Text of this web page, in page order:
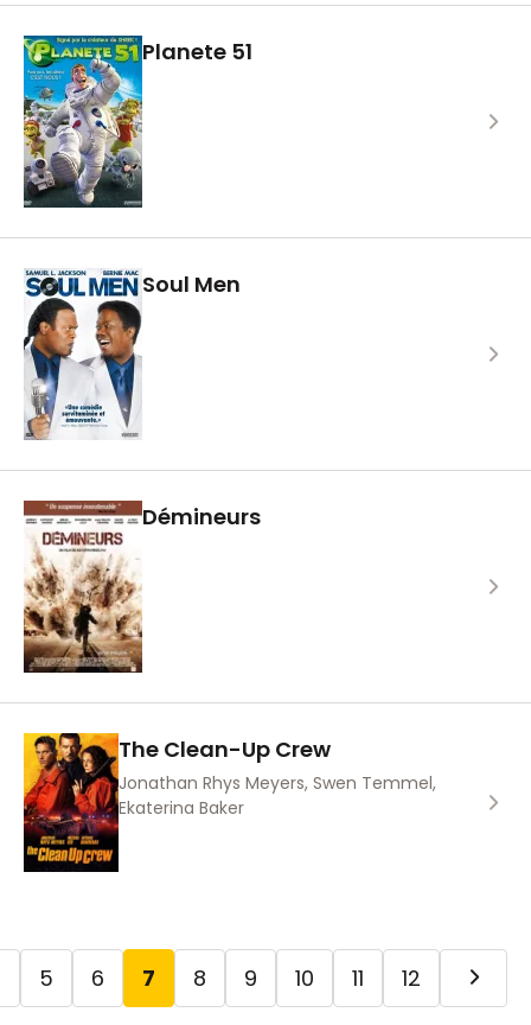
Planete 51
Soul Men
Démineurs
The Clean-Up Crew
Jonathan Rhys Meyers, Swen Temmel,
Ekaterina Baker
5 6 7 8 9 10 11 12